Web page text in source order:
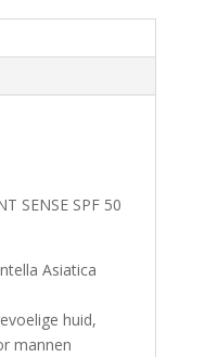
SENSE SPF 50
Asiatica
huid,
mannen